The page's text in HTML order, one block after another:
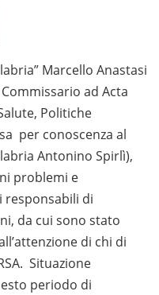
Marcello Anastasi
ad Acta
Politiche
per conoscenza al
Antonino Spirlì),
problemi e
responsabili di
da cui sono stato
di chi di
Situazione
periodo di